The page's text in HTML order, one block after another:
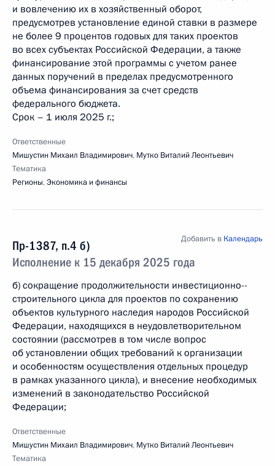
и вовлечению их в хозяйственный оборот,
предусмотрев установление единой ставки в размере
не более 9 процентов годовых для таких проектов
во всех субъектах Российской Федерации, а также
финансирование этой программы с учетом ранее
данных поручений в пределах предусмотренного
объема финансирования за счет средств
федерального бюджета.
Срок – 1 июля 2025 г.;
Ответственные
Мишустин Михаил Владимирович, Мутко Виталий Леонтьевич
Тематика
Регионы,Экономика и финансы
Пр-1387, п.4 б)
Исполнение к 15 декабря 2025 года
Добавить в Календарь
б) сокращение продолжительности инвестиционно-­
строительного цикла для проектов по сохранению
объектов культурного наследия народов Российской
Федерации, находящихся в неудовлетворительном
состоянии (рассмотрев в том числе вопрос
об установлении общих требований к организации
и особенностям осуществления отдельных процедур
в рамках указанного цикла), и внесение необходимых
изменений в законодательство Российской
Федерации;
Ответственные
Мишустин Михаил Владимирович, Мутко Виталий Леонтьевич
Тематика